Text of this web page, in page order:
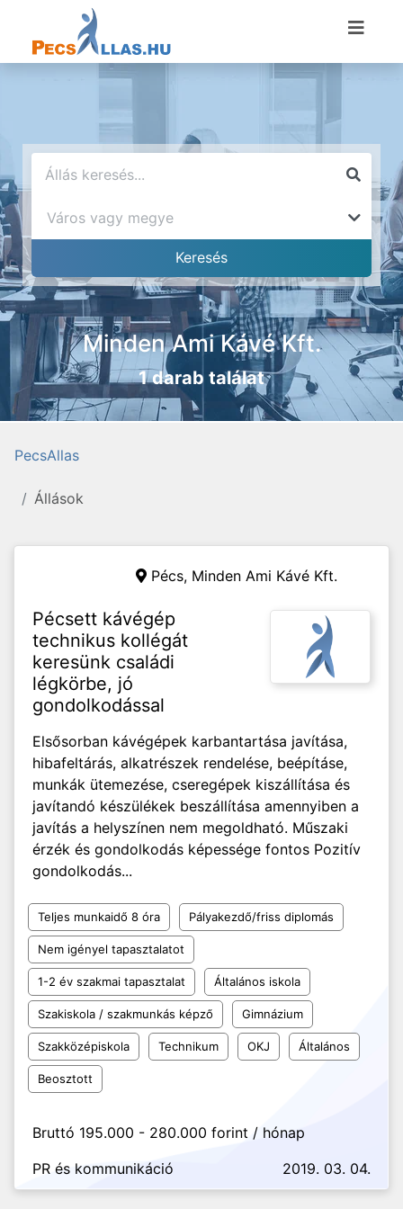
Minden Ami Kávé Kft.
1 darab találat
PecsAllas
Állások
Pécs, Minden Ami Kávé Kft.
Pécsett kávégép
technikus kollégát
keresünk családi
légkörbe, jó
gondolkodással
Elsősorban kávégépek karbantartása javítása,
hibafeltárás, alkatrészek rendelése, beépításe,
munkák ütemezése, cseregépek kiszállítása és
javítandó készülékek beszállítása amennyiben a
javítás a helyszínen nem megoldható. Műszaki
érzék és gondolkodás képessége fontos Pozitív
gondolkodás...
Teljes munkaidő 8 óra Pályakezdő/friss diplomás
Nem igényel tapasztalatot
1-2 év szakmai tapasztalat Általános iskola
Szakiskola / szakmunkás képző Gimnázium
Szakközépiskola Technikum OKJ Általános
Beosztott
Bruttó 195.000 - 280.000 forint / hónap
PR és kommunikáció
2019. 03. 04.